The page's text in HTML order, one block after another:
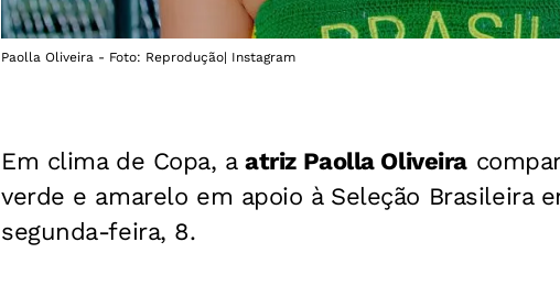
Paolla Oliveira - Foto: Reprodução| Instagram
Em clima de Copa, aatriz Paolla Oliveira
verde e amarelo em apoio à Seleção Brasileira
segunda-feira, 8.